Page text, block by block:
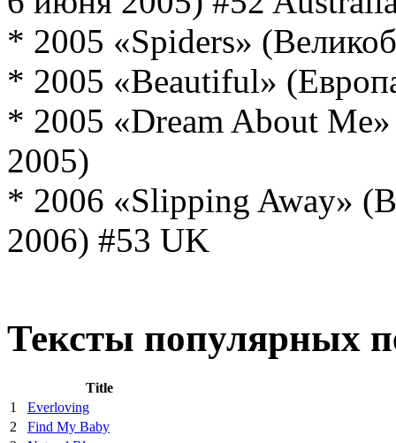
* 2005 «Spiders»
* 2005 «Beautiful»
* 2005 «Dream About Me»
2005)
* 2006 «Slipping Away»
2006) #53 UK
Тексты популярных
Title
1
Everloving
2
Find My Baby